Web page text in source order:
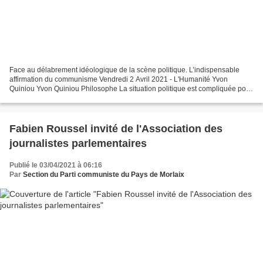
Face au délabrement idéologique de la scène politique. L’indispensable
affirmation du communisme Vendredi 2 Avril 2021 - L'Humanité Yvon
Quiniou Yvon Quiniou Philosophe La situation politique est compliquée pour
Fabien Roussel invité de l'Association des
journalistes parlementaires
Publié le 03/04/2021 à 06:16
Par Section du Parti communiste du Pays de Morlaix